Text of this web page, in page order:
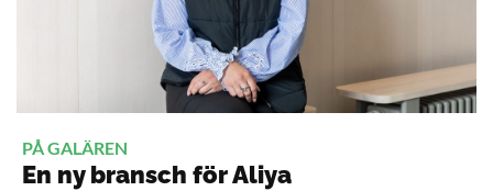
PÅ GALÄREN
En ny bransch för Aliya